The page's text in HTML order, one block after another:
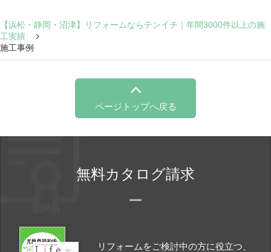
【浜松・静岡・沼津】リフォームならテンイチ｜年間3000件以上の施
工実績
施工事例
ページトップへ戻る
無料カタログ請求
リフォームをご検討中の方に役立つ、